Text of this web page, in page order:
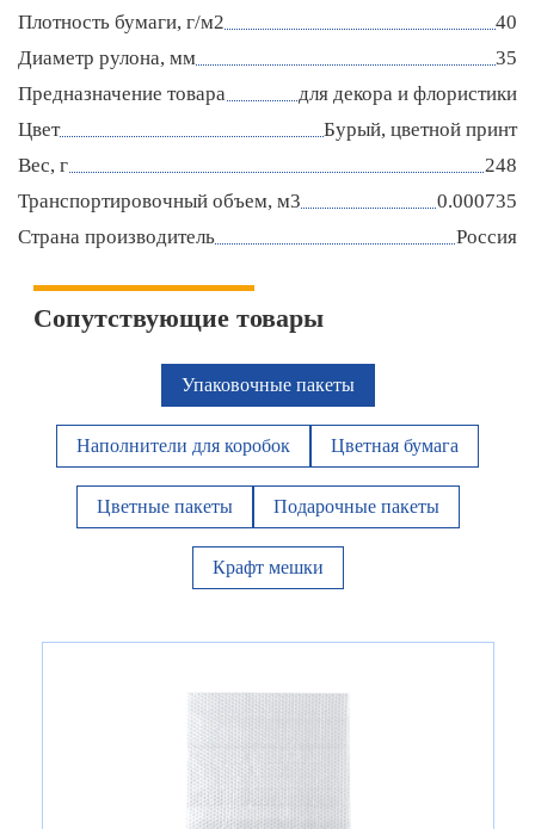
Плотность бумаги, г/м2
40
Диаметр рулона, мм
35
Предназначение товара
для декора и флористики
Цвет
Бурый, цветной принт
Вес, г
248
Транспортировочный объем, м3
0.000735
Страна производитель
Россия
Сопутствующие товары
Упаковочные пакеты
Наполнители для коробок Цветная бумага
Цветные пакеты Подарочные пакеты
Крафт мешки